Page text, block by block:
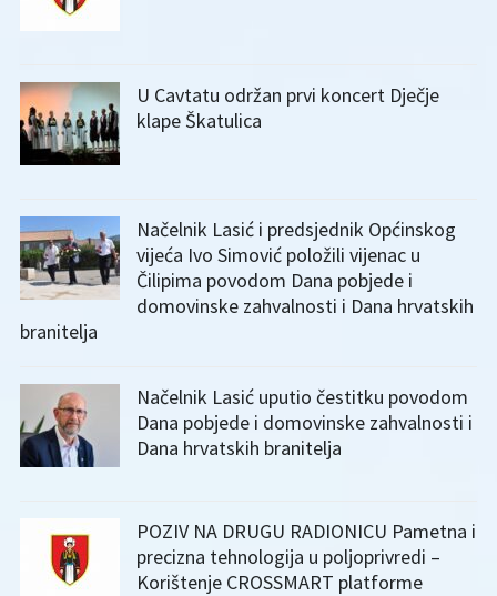
U Cavtatu održan prvi koncert Dječje
klape Škatulica
Načelnik Lasić i predsjednik Općinskog
vijeća Ivo Simović položili vijenac u
Čilipima povodom Dana pobjede i
domovinske zahvalnosti i Dana hrvatskih
branitelja
Načelnik Lasić uputio čestitku povodom
Dana pobjede i domovinske zahvalnosti i
Dana hrvatskih branitelja
POZIV NA DRUGU RADIONICU Pametna i
precizna tehnologija u poljoprivredi –
Korištenje CROSSMART platforme